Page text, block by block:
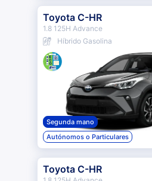
Toyota C-HR
1.8 125H Advance
Híbrido Gasolina
Segunda mano
Autónomos o Particulares
Toyota C-HR